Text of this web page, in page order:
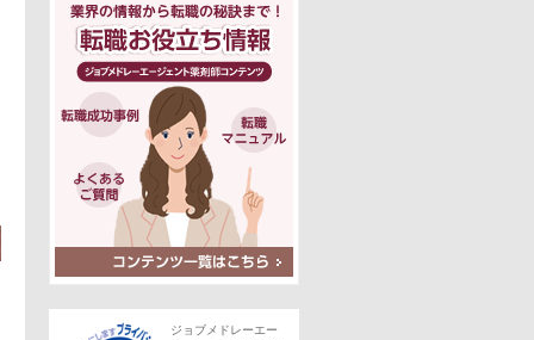
この求人にフォームで問い合わせる
ジョブメドレーエー